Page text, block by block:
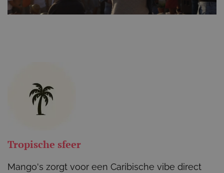
Tropische sfeer
Mango's zorgt voor een Caribische vibe direct